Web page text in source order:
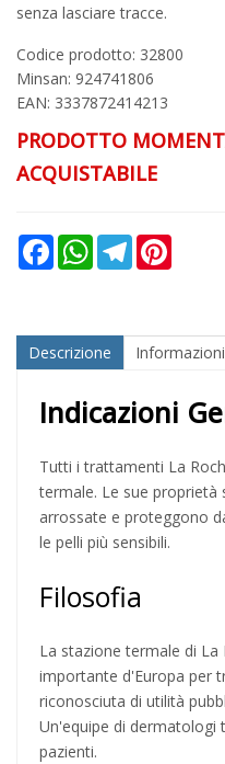
senza lasciare tracce.
Codice prodotto: 32800
Minsan: 924741806
EAN: 3337872414213
PRODOTTO
ACQUISTABILE
FacebookWhatsAppTelegram
Descrizione
Indicazioni
Tutti i trattamenti La
termale. Le sue proprietà
arrossate e proteggono
le pelli più sensibili.
Filosofia
La stazione termale di La
importante d'Europa per
riconosciuta di utilità
Un'equipe di dermatologi
pazienti.